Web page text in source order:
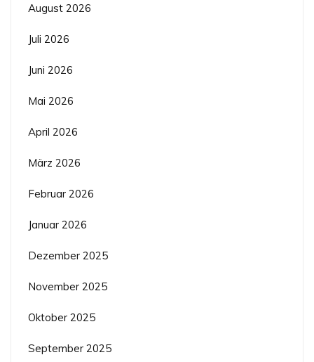
August 2026
Juli 2026
Juni 2026
Mai 2026
April 2026
März 2026
Februar 2026
Januar 2026
Dezember 2025
November 2025
Oktober 2025
September 2025